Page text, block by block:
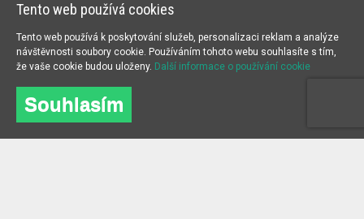
Tento web používá cookies
Tento web používá k poskytování služeb, personalizaci reklam a analýze
návštěvnosti soubory cookie. Používáním tohoto webu souhlasíte s tím,
že vaše cookie budou uloženy. Další informace o používání cookie
Souhlasím